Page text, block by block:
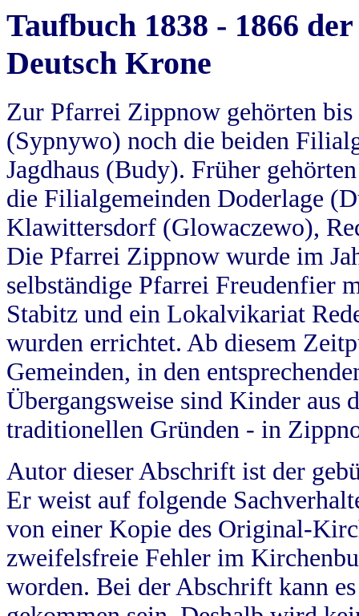
Taufbuch 1838 - 1866
Deutsch Krone
Zur Pfarrei Zippnow gehörten
(Sypnywo) noch die beiden
Jagdhaus (Budy). Früher
die Filialgemeinden Doderlage
Klawittersdorf (Glowaczewo),
Die Pfarrei Zippnow wurde im
selbständige Pfarrei Freudenfier
Stabitz und ein Lokalvikariat
wurden errichtet. Ab diesem
Gemeinden, in den
Übergangsweise sind Kinder aus
traditionellen Gründen - in
Autor dieser Abschrift ist der
Er weist auf folgende
von einer Kopie des Original-
zweifelsfreie Fehler im
worden. Bei der Abschrift kann